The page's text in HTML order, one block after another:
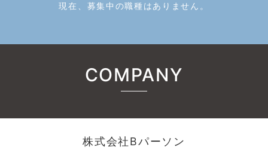
現在、募集中の職種はありません。
COMPANY
株式会社Bパーソン